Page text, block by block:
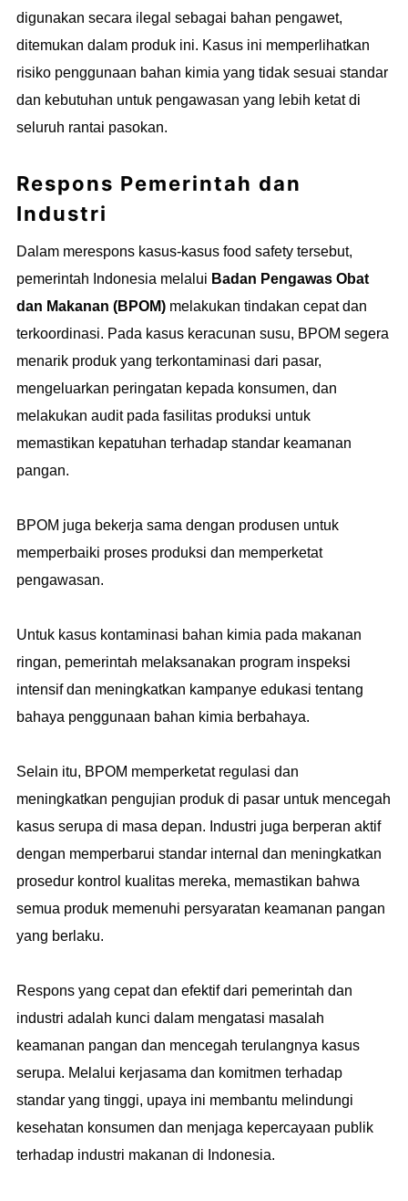
digunakan secara ilegal sebagai bahan pengawet,
ditemukan dalam produk ini. Kasus ini memperlihatkan
risiko penggunaan bahan kimia yang tidak sesuai standar
dan kebutuhan untuk pengawasan yang lebih ketat di
seluruh rantai pasokan.
Respons Pemerintah dan
Industri
Dalam merespons kasus-kasus food safety tersebut,
pemerintah Indonesia melalui Badan Pengawas Obat
dan Makanan (BPOM) melakukan tindakan cepat dan
terkoordinasi. Pada kasus keracunan susu, BPOM segera
menarik produk yang terkontaminasi dari pasar,
mengeluarkan peringatan kepada konsumen, dan
melakukan audit pada fasilitas produksi untuk
memastikan kepatuhan terhadap standar keamanan
pangan.
BPOM juga bekerja sama dengan produsen untuk
memperbaiki proses produksi dan memperketat
pengawasan.
Untuk kasus kontaminasi bahan kimia pada makanan
ringan, pemerintah melaksanakan program inspeksi
intensif dan meningkatkan kampanye edukasi tentang
bahaya penggunaan bahan kimia berbahaya.
Selain itu, BPOM memperketat regulasi dan
meningkatkan pengujian produk di pasar untuk mencegah
kasus serupa di masa depan. Industri juga berperan aktif
dengan memperbarui standar internal dan meningkatkan
prosedur kontrol kualitas mereka, memastikan bahwa
semua produk memenuhi persyaratan keamanan pangan
yang berlaku.
Respons yang cepat dan efektif dari pemerintah dan
industri adalah kunci dalam mengatasi masalah
keamanan pangan dan mencegah terulangnya kasus
serupa. Melalui kerjasama dan komitmen terhadap
standar yang tinggi, upaya ini membantu melindungi
kesehatan konsumen dan menjaga kepercayaan publik
terhadap industri makanan di Indonesia.